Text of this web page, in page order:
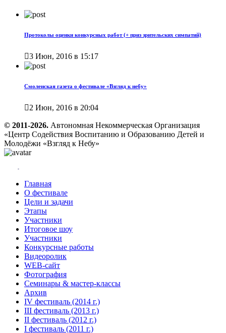
Протоколы оценки конкурсных работ (+ приз зрительских симпатий)
3 Июн, 2016 в 15:17
Смоленская газета о фестивале «Взгляд к небу»
2 Июн, 2016 в 20:04
© 2011-2026. Автономная Некоммерческая Организация
«Центр Содействия Воспитанию и Образованию Детей и
Молодёжи «Взгляд к Небу»
Главная
О фестивале
Цели и задачи
Этапы
Участники
Итоговое шоу
Участники
Конкурсные работы
Видеоролик
WEB-сайт
Фотография
Семинары & мастер-классы
Архив
IV фестиваль (2014 г.)
III фестиваль (2013 г.)
II фестиваль (2012 г.)
I фестиваль (2011 г.)